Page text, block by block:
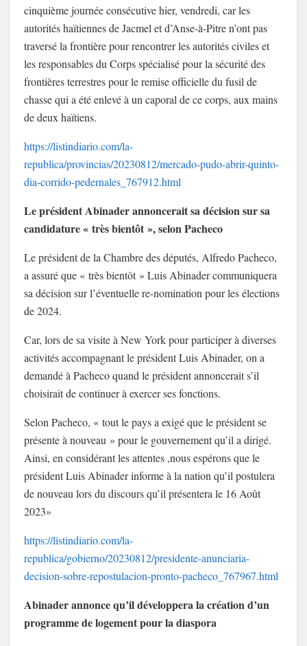
cinquième journée consécutive hier, vendredi, car les
autorités haïtiennes de Jacmel et d’Anse-à-Pitre n’ont pas
traversé la frontière pour rencontrer les autorités civiles et
les responsables du Corps spécialisé pour la sécurité des
frontières terrestres pour le remise officielle du fusil de
chasse qui a été enlevé à un caporal de ce corps, aux mains
de deux haïtiens.
https://listindiario.com/la-
republica/provincias/20230812/mercado-pudo-abrir-quinto-
dia-corrido-pedernales_767912.html
Le président Abinader annoncerait sa décision sur sa
candidature « très bientôt », selon Pacheco
Le président de la Chambre des députés, Alfredo Pacheco,
a assuré que « très bientôt » Luis Abinader communiquera
sa décision sur l’éventuelle re-nomination pour les élections
de 2024.
Car, lors de sa visite à New York pour participer à diverses
activités accompagnant le président Luis Abinader, on a
demandé à Pacheco quand le président annoncerait s’il
choisirait de continuer à exercer ses fonctions.
Selon Pacheco, « tout le pays a exigé que le président se
présente à nouveau » pour le gouvernement qu’il a dirigé.
Ainsi, en considérant les attentes ,nous espérons que le
président Luis Abinader informe à la nation qu’il postulera
de nouveau lors du discours qu’il présentera le 16 Août
2023»
https://listindiario.com/la-
republica/gobierno/20230812/presidente-anunciaria-
decision-sobre-repostulacion-pronto-pacheco_767967.html
Abinader annonce qu’il développera la création d’un
programme de logement pour la diaspora